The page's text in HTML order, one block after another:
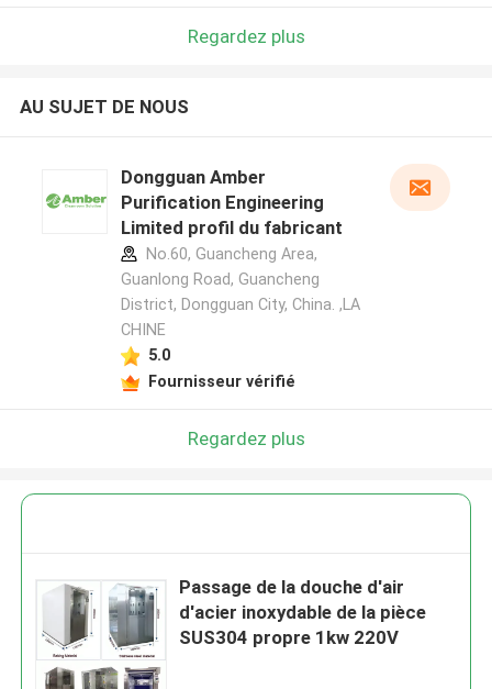
Regardez plus
AU SUJET DE NOUS
Dongguan Amber
Purification Engineering
Limited profil du fabricant
No.60, Guancheng Area,
Guanlong Road, Guancheng
District, Dongguan City, China. ,LA
CHINE
5.0
Fournisseur vérifié
Regardez plus
Passage de la douche d'air
d'acier inoxydable de la pièce
SUS304 propre 1kw 220V